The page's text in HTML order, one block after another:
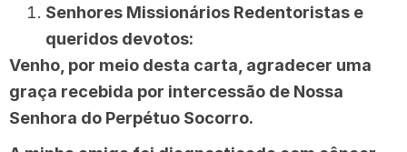
Senhores Missionários Redentoristas e
queridos devotos:
Venho, por meio desta carta, agradecer uma
graça recebida por intercessão de Nossa
Senhora do Perpétuo Socorro.